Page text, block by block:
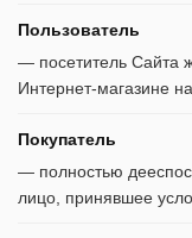
Пользователь
— посетитель Сайта
Интернет-магазине
Покупатель
— полностью
лицо, принявшее